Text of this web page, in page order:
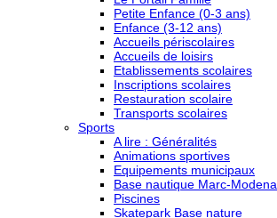
Petite Enfance (0-3 ans)
Enfance (3-12 ans)
Accueils périscolaires
Accueils de loisirs
Etablissements scolaires
Inscriptions scolaires
Restauration scolaire
Transports scolaires
Sports
A lire : Généralités
Animations sportives
Equipements municipaux
Base nautique Marc-Modena
Piscines
Skatepark Base nature